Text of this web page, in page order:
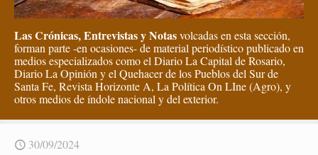
Las Crónicas, Entrevistas y Notasvolcadas en esta sección,
forman parte -en ocasiones- de material periodístico publicado en
medios especializados como el Diario La Capital de Rosario,
Diario La Opinión y el Quehacer de los Pueblos del Sur de
Santa Fe, Revista Horizonte A, La Política On LIne (Agro), y
otros medios de índole nacional y del exterior.
30/09/2024